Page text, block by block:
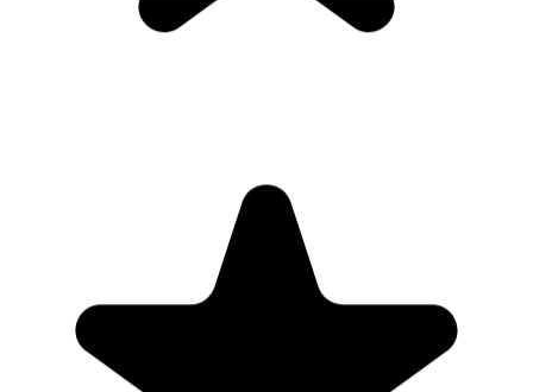
"Seriously, makes my tasks easier to share with the team, and the
free version is quite nice for our little office. Eventually, we will
expand, and this is definitely a great tool to do that! Syncs with my